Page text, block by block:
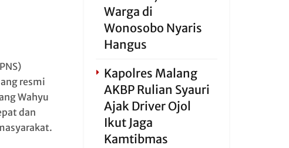
resmi
Wahyu
dan
Warga di
Wonosobo Nyaris
Hangus
Kapolres Malang
AKBP Rulian Syauri
Ajak Driver Ojol
Ikut Jaga
Kamtibmas